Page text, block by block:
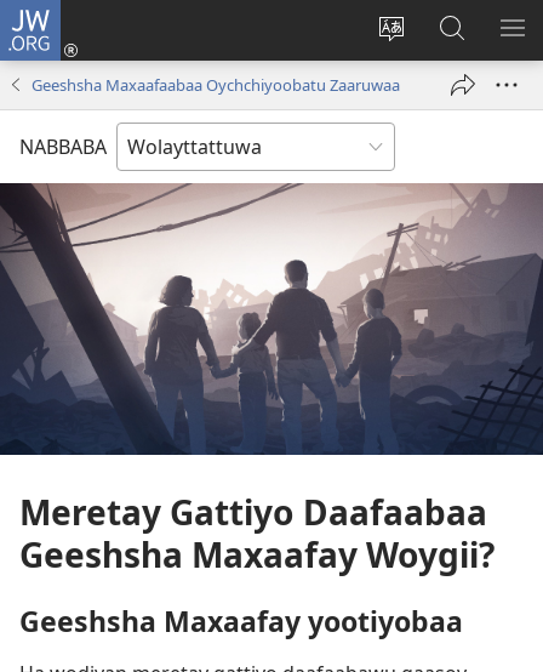
JW.ORG
Saytiya
laamma
Gela
(opens
JW.ORG
Koya
Geeshsha Maxaafaabaa Oychchiyoobatu Zaaruwaa
NABBABA
Meretay Gattiyo Daafaabaa
Geeshsha Maxaafay Woygii?
Geeshsha Maxaafay yootiyobaa